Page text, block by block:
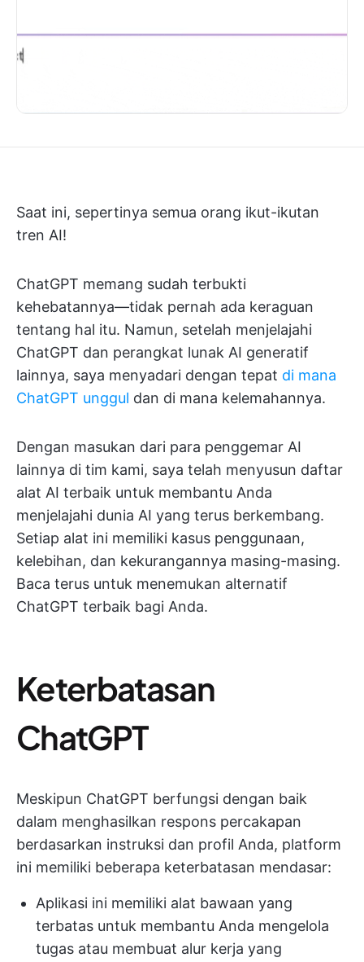
Saat ini, sepertinya semua orang ikut-ikutan
tren AI!
ChatGPT memang sudah terbukti
kehebatannya—tidak pernah ada keraguan
tentang hal itu. Namun, setelah menjelajahi
ChatGPT dan perangkat lunak AI generatif
lainnya, saya menyadari dengan tepat di mana
ChatGPT unggul dan di mana kelemahannya.
Dengan masukan dari para penggemar AI
lainnya di tim kami, saya telah menyusun daftar
alat AI terbaik untuk membantu Anda
menjelajahi dunia AI yang terus berkembang.
Setiap alat ini memiliki kasus penggunaan,
kelebihan, dan kekurangannya masing-masing.
Baca terus untuk menemukan alternatif
ChatGPT terbaik bagi Anda.
Keterbatasan
ChatGPT
Meskipun ChatGPT berfungsi dengan baik
dalam menghasilkan respons percakapan
berdasarkan instruksi dan profil Anda, platform
ini memiliki beberapa keterbatasan mendasar:
Aplikasi ini memiliki alat bawaan yang
terbatas untuk membantu Anda mengelola
tugas atau membuat alur kerja yang